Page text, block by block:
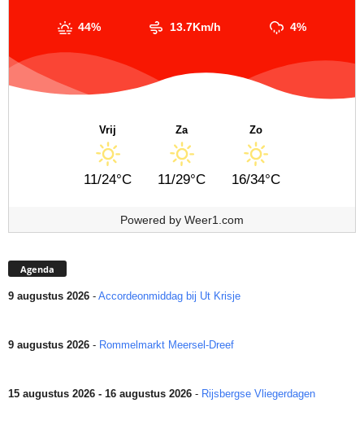
44% 13.7Km/h 4%
Vrij
11/24°C
Za
11/29°C
Zo
16/34°C
Powered by Weer1.com
Agenda
9 augustus 2026 - Accordeonmiddag bij Ut Krisje
9 augustus 2026 - Rommelmarkt Meersel-Dreef
15 augustus 2026 - 16 augustus 2026 - Rijsbergse Vliegerdagen